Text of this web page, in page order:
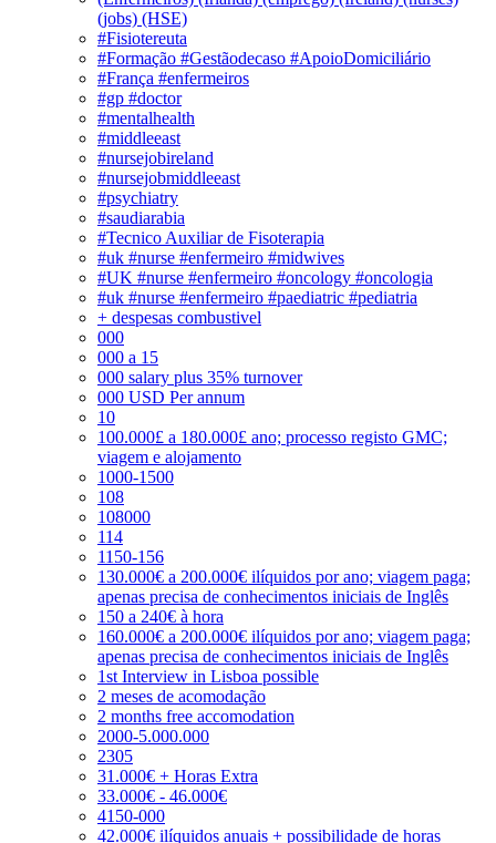
(jobs) (HSE)
#Fisiotereuta
#Formação #Gestãodecaso #ApoioDomiciliário
#França #enfermeiros
#gp #doctor
#mentalhealth
#middleeast
#nursejobireland
#nursejobmiddleeast
#psychiatry
#saudiarabia
#Tecnico Auxiliar de Fisoterapia
#uk #nurse #enfermeiro #midwives
#UK #nurse #enfermeiro #oncology #oncologia
#uk #nurse #enfermeiro #paediatric #pediatria
+ despesas combustivel
000
000 a 15
000 salary plus 35% turnover
000 USD Per annum
10
100.000£ a 180.000£ ano; processo registo GMC;
viagem e alojamento
1000-1500
108
108000
114
1150-156
130.000€ a 200.000€ ilíquidos por ano; viagem paga;
apenas precisa de conhecimentos iniciais de Inglês
150 a 240€ à hora
160.000€ a 200.000€ ilíquidos por ano; viagem paga;
apenas precisa de conhecimentos iniciais de Inglês
1st Interview in Lisboa possible
2 meses de acomodação
2 months free accomodation
2000-5.000.000
2305
31.000€ + Horas Extra
33.000€ - 46.000€
4150-000
42.000€ ilíquidos anuais + possibilidade de horas